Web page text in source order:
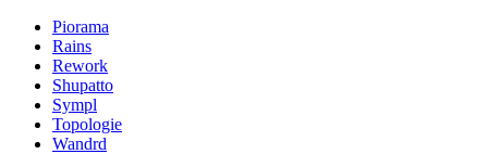
Piorama
Rains
Rework
Shupatto
Sympl
Topologie
Wandrd